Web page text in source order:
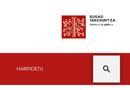
EUSKO
IKASKUNTZA
Asmoz ta jakitez
HARPIDETU